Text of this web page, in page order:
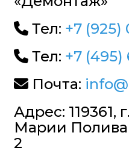
Тел: +7 (925)
Тел: +7 (495)
Почта:
Адрес: 119361,
Марии
2